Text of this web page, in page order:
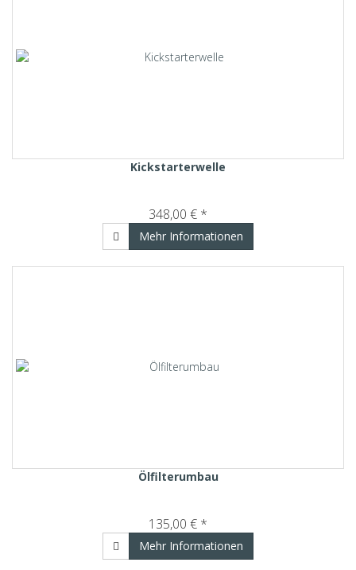
Kickstarterwelle
348,00 € *
Mehr Informationen
Ölfilterumbau
135,00 € *
Mehr Informationen